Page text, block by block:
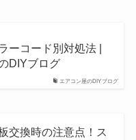
エアコン屋のDIYブログ
ーコード別対処法 |
DIYブログ
交換時の注意点！ス